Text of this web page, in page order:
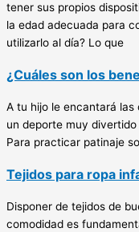
tener sus propios
la edad adecuada para
utilizarlo al día? Lo que
¿Cuáles son los
A tu hijo le encantará las
un deporte muy
Para practicar patinaje
Tejidos para ropa
Disponer de tejidos de
comodidad es